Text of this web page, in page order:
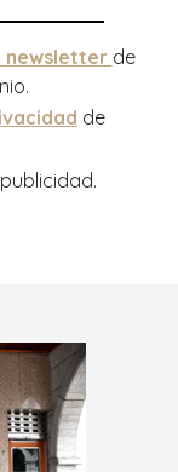
newsletter de
de